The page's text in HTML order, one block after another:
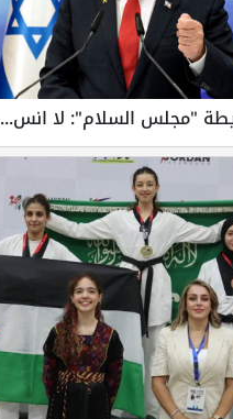
"مجلس السلام": لا انس...